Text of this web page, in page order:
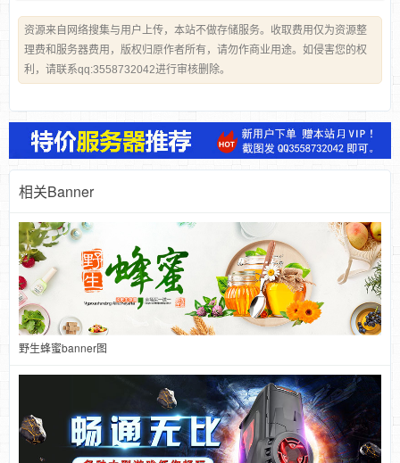
资源来自网络搜集与用户上传，本站不做存储服务。收取费用仅为资源整
理费和服务器费用，版权归原作者所有，请勿作商业用途。如侵害您的权
利，请联系qq:3558732042进行审核删除。
相关Banner
野生蜂蜜banner图